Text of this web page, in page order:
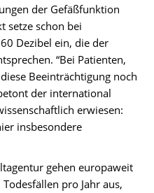
der Gefäßfunktion
setze schon bei
Dezibel ein, die der
“Bei Patienten,
Beeinträchtigung noch
der international
erwiesen:
insbesondere
gehen europaweit
pro Jahr aus,